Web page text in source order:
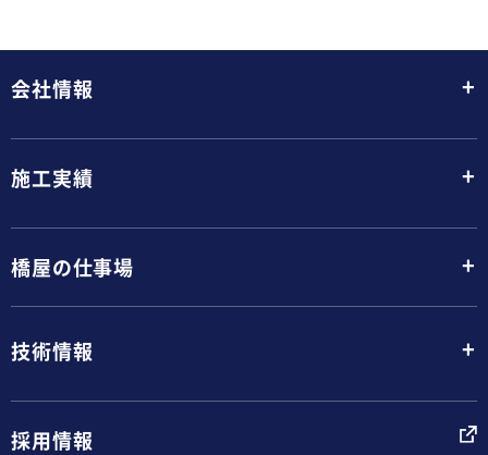
会社情報 +
施工実績 +
橋屋の仕事場 +
技術情報 +
採用情報